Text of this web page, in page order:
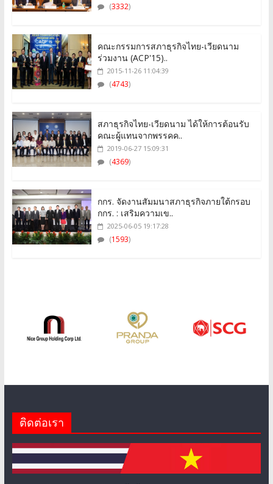
(3332)
คณะกรรมการสภาธุรกิจไทย-เวียดนาม
ร่วมงาน (ACP'15)..
2015-11-26 11:04:39
(4743)
สภาธุรกิจไทย-เวียดนาม ได้ให้การต้อนรับ
คณะผู้แทนจากพรรคค..
2019-06-27 15:09:31
(4369)
กกร. จัดงานสัมมนาสภาธุรกิจภายใต้กรอบ
กกร. : เสริมความเข..
2025-06-05 19:17:28
(1593)
ติดต่อเรา